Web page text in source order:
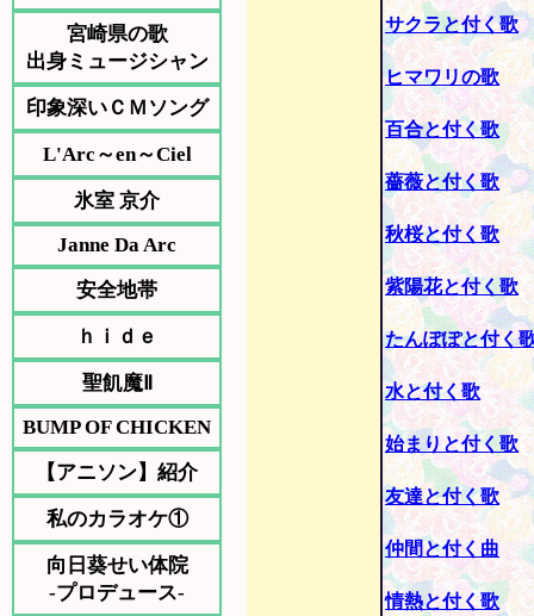
宮崎県の歌
出身ミュージシャン
印象深いＣＭソング
L'Arc～en～Ciel
氷室 京介
Janne Da Arc
安全地帯
ｈｉｄｅ
聖飢魔Ⅱ
BUMP OF CHICKEN
【アニソン】紹介
私のカラオケ①
向日葵せい体院
-プロデュース-
サクラと付く歌
ヒマワリの歌
百合と付く歌
薔薇と付く歌
秋桜と付く歌
紫陽花と付く歌
たんぽぽと付く
水と付く歌
始まりと付く歌
友達と付く歌
仲間と付く曲
情熱と付く歌